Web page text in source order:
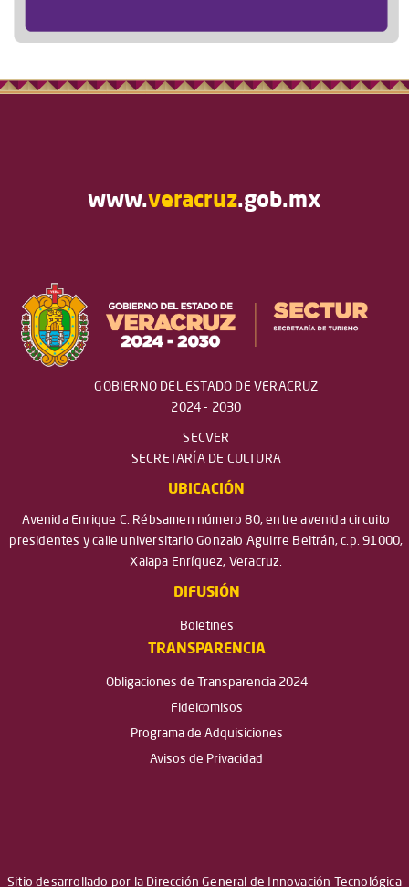
www.veracruz.gob.mx
GOBIERNO DEL ESTADO DE VERACRUZ
2024 - 2030
SECVER
SECRETARÍA DE CULTURA
UBICACIÓN
Avenida Enrique C. Rébsamen número 80, entre avenida circuito
presidentes y calle universitario Gonzalo Aguirre Beltrán, c.p. 91000,
Xalapa Enríquez, Veracruz.
DIFUSIÓN
Boletines
TRANSPARENCIA
Obligaciones de Transparencia 2024
Fideicomisos
Programa de Adquisiciones
Avisos de Privacidad
Sitio desarrollado por la Dirección General de Innovación Tecnológica